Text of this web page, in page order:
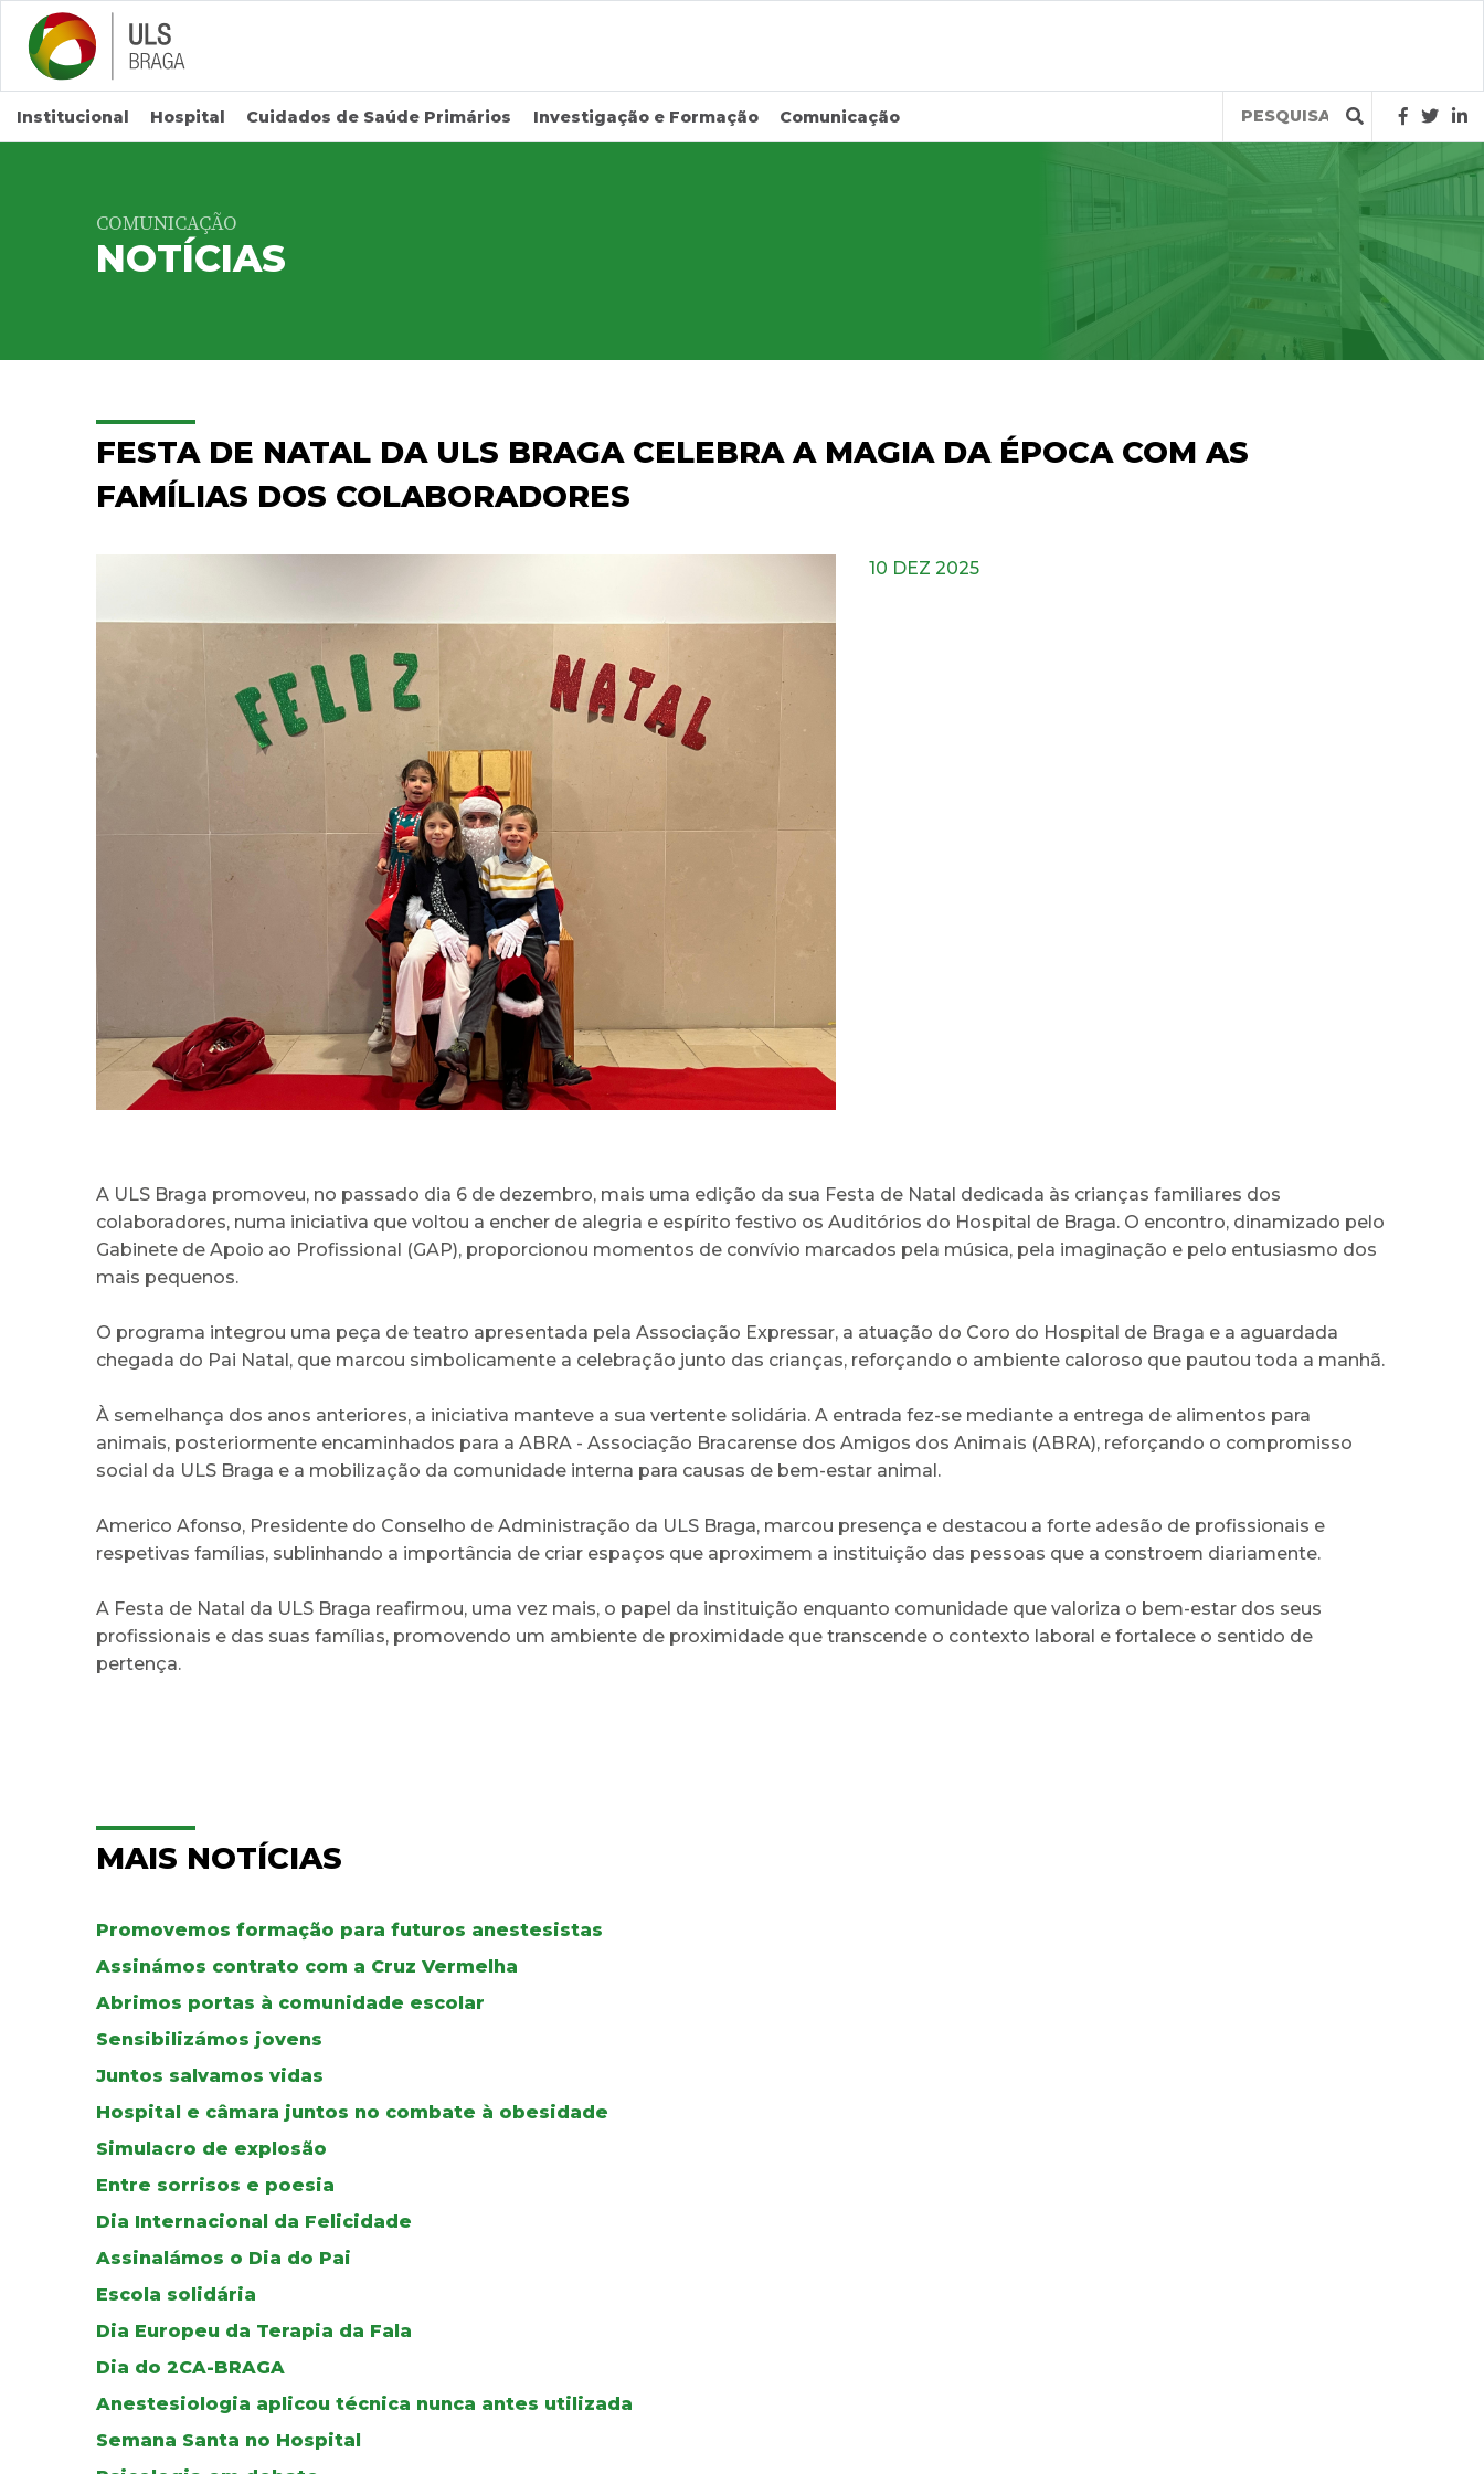
Saltar para conteúdo principal
Institucional Hospital Cuidados de Saúde Primários Investigação e Formação Comunicação
Query
COMUNICAÇÃO
NOTÍCIAS
FESTA DE NATAL DA ULS BRAGA CELEBRA A MAGIA DA ÉPOCA COM AS
FAMÍLIAS DOS COLABORADORES
10 DEZ 2025
A ULS Braga promoveu, no passado dia 6 de dezembro, mais uma edição da sua Festa de Natal dedicada às crianças familiares dos
colaboradores, numa iniciativa que voltou a encher de alegria e espírito festivo os Auditórios do Hospital de Braga. O encontro, dinamizado pelo
Gabinete de Apoio ao Profissional (GAP), proporcionou momentos de convívio marcados pela música, pela imaginação e pelo entusiasmo dos
mais pequenos.
O programa integrou uma peça de teatro apresentada pela Associação Expressar, a atuação do Coro do Hospital de Braga e a aguardada
chegada do Pai Natal, que marcou simbolicamente a celebração junto das crianças, reforçando o ambiente caloroso que pautou toda a manhã.
À semelhança dos anos anteriores, a iniciativa manteve a sua vertente solidária. A entrada fez-se mediante a entrega de alimentos para
animais, posteriormente encaminhados para a ABRA - Associação Bracarense dos Amigos dos Animais (ABRA), reforçando o compromisso
social da ULS Braga e a mobilização da comunidade interna para causas de bem-estar animal.
Americo Afonso, Presidente do Conselho de Administração da ULS Braga, marcou presença e destacou a forte adesão de profissionais e
respetivas famílias, sublinhando a importância de criar espaços que aproximem a instituição das pessoas que a constroem diariamente.
A Festa de Natal da ULS Braga reafirmou, uma vez mais, o papel da instituição enquanto comunidade que valoriza o bem-estar dos seus
profissionais e das suas famílias, promovendo um ambiente de proximidade que transcende o contexto laboral e fortalece o sentido de
pertença.
MAIS NOTÍCIAS
Promovemos formação para futuros anestesistas
Assinámos contrato com a Cruz Vermelha
Abrimos portas à comunidade escolar
Sensibilizámos jovens
Juntos salvamos vidas
Hospital e câmara juntos no combate à obesidade
Simulacro de explosão
Entre sorrisos e poesia
Dia Internacional da Felicidade
Assinalámos o Dia do Pai
Escola solidária
Dia Europeu da Terapia da Fala
Dia do 2CA-BRAGA
Anestesiologia aplicou técnica nunca antes utilizada
Semana Santa no Hospital